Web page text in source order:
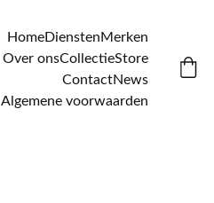
HomeDienstenMerken
Over onsCollectieStore
ContactNews
Algemene voorwaarden